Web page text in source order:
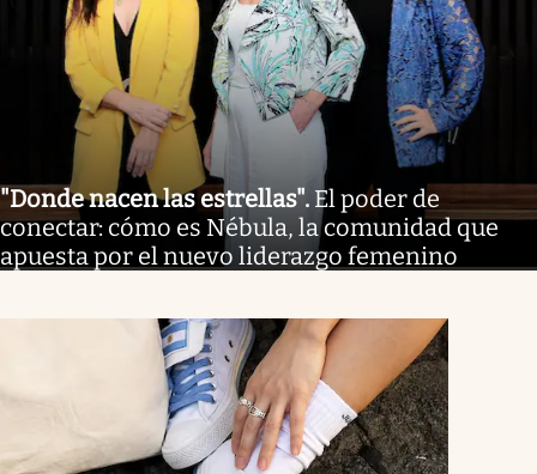
"Donde nacen las estrellas". El poder de
conectar: cómo es Nébula, la comunidad que
apuesta por el nuevo liderazgo femenino